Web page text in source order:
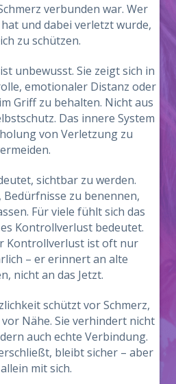
verbunden war. Wer
und dabei verletzt wurde,
zu schützen.
unbewusst. Sie zeigt sich in
emotionaler Distanz oder
Griff zu behalten. Nicht aus
Das innere System
von Verletzung zu
sichtbar zu werden.
Bedürfnisse zu benennen,
Für viele fühlt sich das
Kontrollverlust bedeutet.
Kontrollverlust ist oft nur
– er erinnert an alte
nicht an das Jetzt.
schützt vor Schmerz,
Nähe. Sie verhindert nicht
auch echte Verbindung.
bleibt sicher – aber
mit sich.